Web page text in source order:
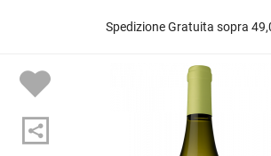
Spedizione Gratuita sopra